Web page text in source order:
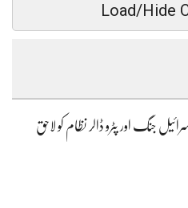
Load/Hide
جنگ اور پٹرو ڈالر نظام کو لاحق